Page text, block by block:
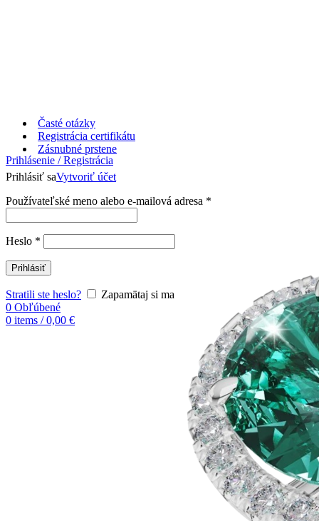
Časté otázky
Registrácia certifikátu
Prihlásenie / Registrácia
Prihlásiť saVytvoriť účet
Používateľské meno alebo e-mailová adresa *
Heslo *
Prihlásiť
Stratili ste heslo?
Zapamätaj si ma
0 Obľúbené
0 items / 0,00 €
Zásnubné prstene